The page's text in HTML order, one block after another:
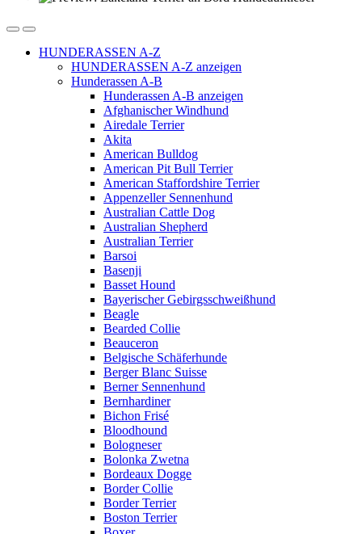
HUNDERASSEN A-Z
HUNDERASSEN A-Z anzeigen
Hunderassen A-B
Hunderassen A-B anzeigen
Afghanischer Windhund
Airedale Terrier
Akita
American Bulldog
American Pit Bull Terrier
American Staffordshire Terrier
Appenzeller Sennenhund
Australian Cattle Dog
Australian Shepherd
Australian Terrier
Barsoi
Basenji
Basset Hound
Bayerischer Gebirgsschweißhund
Beagle
Bearded Collie
Beauceron
Belgische Schäferhunde
Berger Blanc Suisse
Berner Sennenhund
Bernhardiner
Bichon Frisé
Bloodhound
Bologneser
Bolonka Zwetna
Bordeaux Dogge
Border Collie
Border Terrier
Boston Terrier